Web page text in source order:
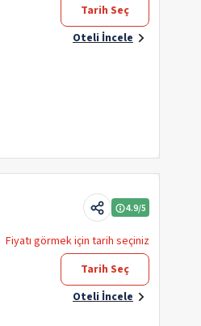
Tarih Seç
Oteli İncele
4.9/5
Fiyatı görmek için tarih seçiniz
Tarih Seç
Oteli İncele